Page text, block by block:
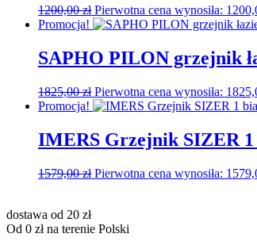
1200,00zł Pierwotna cena wynosiła:
Promocja!
SAPHO PILON grzejnik
1825,00zł Pierwotna cena wynosiła:
Promocja!
IMERS Grzejnik SIZER 1
1579,00zł Pierwotna cena wynosiła:
dostawa od 20 zł
Od 0 zł na terenie Polski